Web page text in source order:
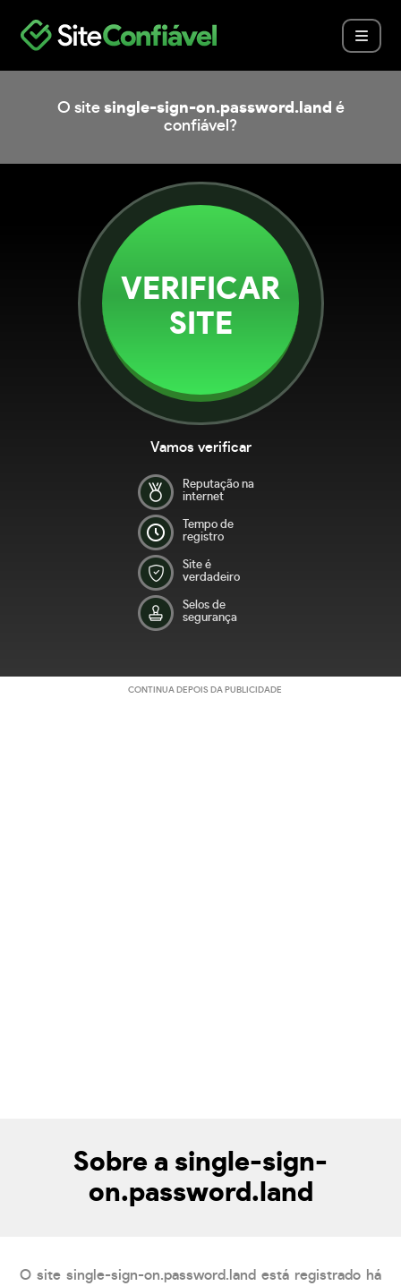
O site single-sign-on.password.land é
confiável?
VERIFICAR
SITE
Vamos verificar
Reputação na
internet
Tempo de
registro
Site é
verdadeiro
Selos de
segurança
CONTINUA DEPOIS DA PUBLICIDADE
Sobre a single-sign-
on.password.land
O site single-sign-on.password.land está registrado há